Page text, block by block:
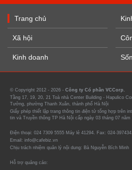
Trang chủ
Xã hội
Kinh doanh
© Copyright 2012 - 2026 - Công ty Cổ phần VCCorp.
Tầng 17, 19, 20, 21 Toà nhà Center Building - Hapulico
Tưởng, phường Thanh Xuân, thành phố Hà Nội
Giấy phép thiết lập trang thông tin điện tử tổng hợp trên
tin và Truyền thông TP Hà Nội cấp ngày 03 tháng 07 năm
Điện thoại: 024 7309 5555 Máy lẻ 41294. Fax: 024-
Email: info@cafebiz.vn
Chịu trách nhiệm quản lý nội dung: Bà Nguyễn Bích Minh
Hỗ trợ quảng cáo: